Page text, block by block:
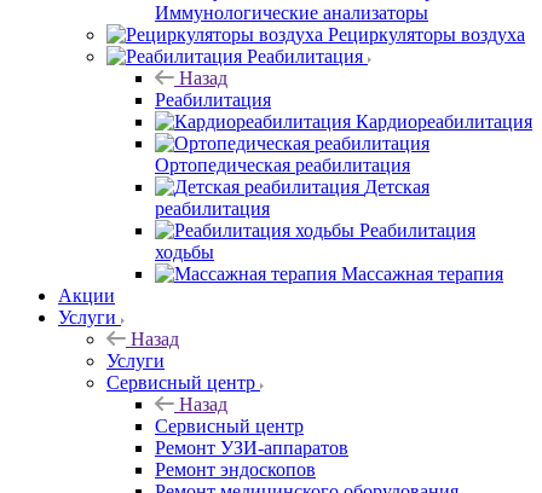
Иммунологические анализаторы
Рециркуляторы воздуха
Реабилитация
Назад
Реабилитация
Кардиореабилитация
Ортопедическая реабилитация
Детская
реабилитация
Реабилитация
ходьбы
Массажная терапия
Акции
Услуги
Назад
Услуги
Сервисный центр
Назад
Сервисный центр
Ремонт УЗИ-аппаратов
Ремонт эндоскопов